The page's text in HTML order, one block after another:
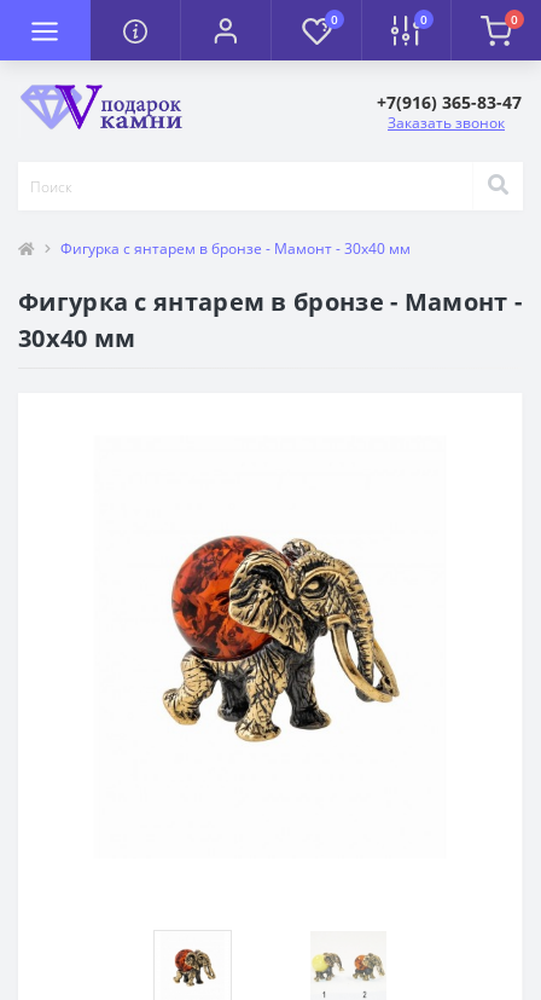
0 0 0
+7(916) 365-83-47
Заказать звонок
Фигурка с янтарем в бронзе - Мамонт - 30х40 мм
Фигурка с янтарем в бронзе - Мамонт -
30х40 мм